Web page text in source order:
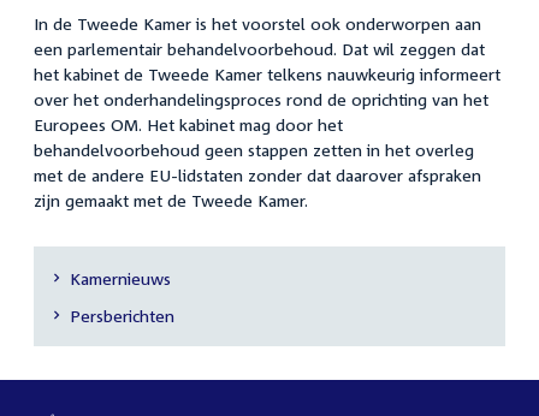
In de Tweede Kamer is het voorstel ook onderworpen aan
een parlementair behandelvoorbehoud. Dat wil zeggen dat
het kabinet de Tweede Kamer telkens nauwkeurig informeert
over het onderhandelingsproces rond de oprichting van het
Europees OM. Het kabinet mag door het
behandelvoorbehoud geen stappen zetten in het overleg
met de andere EU-lidstaten zonder dat daarover afspraken
zijn gemaakt met de Tweede Kamer.
Secundaire
navigatie
Kamernieuws
Persberichten